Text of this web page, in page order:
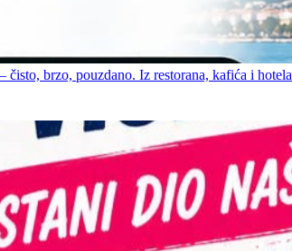
čisto, brzo, pouzdano. Iz restorana, kafića i hotela